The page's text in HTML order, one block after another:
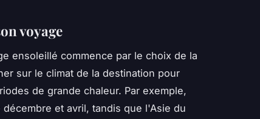
voyage
ensoleillé commence par le choix de la
sur le climat de la destination pour
de grande chaleur. Par exemple,
et avril, tandis que l'Asie du